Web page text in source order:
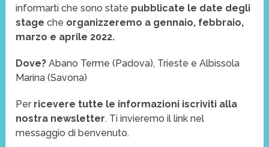
informarti che sono state pubblicate le date degli
stage che organizzeremo a gennaio, febbraio,
marzo e aprile 2022.
Dove?Abano Terme (Padova), Trieste e Albissola
Marina (Savona)
Per ricevere tutte le informazioni iscriviti alla
nostra newsletter. Ti invieremo il link nel
messaggio di benvenuto.